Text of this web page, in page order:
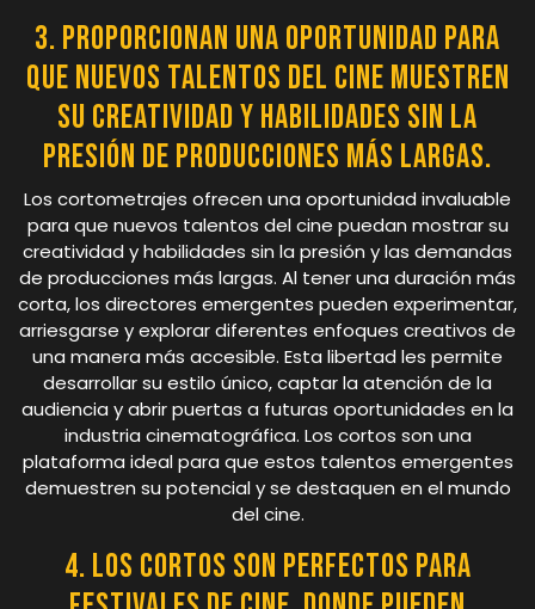
3. Proporcionan una oportunidad para
que nuevos talentos del cine muestren
su creatividad y habilidades sin la
presión de producciones más largas.
Los cortometrajes ofrecen una oportunidad invaluable
para que nuevos talentos del cine puedan mostrar su
creatividad y habilidades sin la presión y las demandas
de producciones más largas. Al tener una duración más
corta, los directores emergentes pueden experimentar,
arriesgarse y explorar diferentes enfoques creativos de
una manera más accesible. Esta libertad les permite
desarrollar su estilo único, captar la atención de la
audiencia y abrir puertas a futuras oportunidades en la
industria cinematográfica. Los cortos son una
plataforma ideal para que estos talentos emergentes
demuestren su potencial y se destaquen en el mundo
del cine.
4. Los cortos son perfectos para